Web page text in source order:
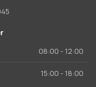
08:00 - 12:00
15:00 - 18:00